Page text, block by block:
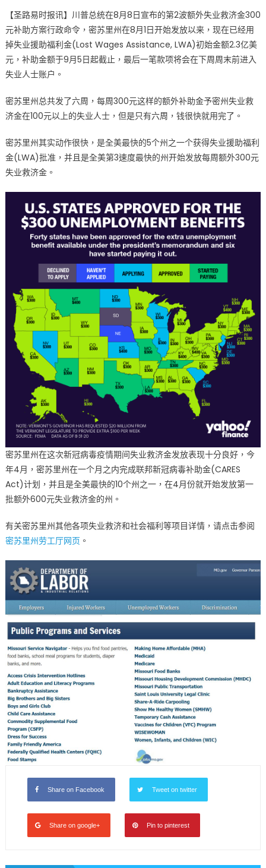
波
失
业
救
用
罄
外
300
到
9
月
5
日
截
止〉
中
【圣路易时报讯】川普总统在8月8日宣布的第2波额外失业救济金300
元补助方案行政命令，密苏里州在8月1日开始发放以来，现在已经用
掉失业援助福利金(Lost Wages Assistance, LWA)初始金额2.3亿美
元，补助金额于9月5日起截止，最后一笔款项将会在下周周末前进入
失业人士账户。
密苏里州总共发了六周，每周300元这样的额外补助金予密州失业救
济金在100元以上的失业人士，但是只有六周，钱很快就用完了。
密苏里州其实动作很快，是全美最快的5个州之一个获得失业援助福利
金(LWA)批准，并且是全美第3速度最快的州开始发放每周额外300元
失业救济金。
密苏里州在这次新冠病毒疫情期间失业救济金发放表现十分良好，今
年4月，密苏里州在一个月之内完成联邦新冠病毒补助金(CARES
Act)计划，并且是全美最快的10个州之一，在4月份就开始发放第一
批额外600元失业救济金的州。
有关密苏里州其他各项失业救济和社会福利等项目详情，请点击参阅
密苏里州劳工厅网页 。
Share on Facebook Tweet on twitter
Share on google+ Pin to pinterest